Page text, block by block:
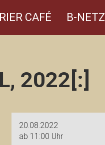
CAFÉ B-NETZ
2022[:]
20.08.2022
ab 11:00 Uhr